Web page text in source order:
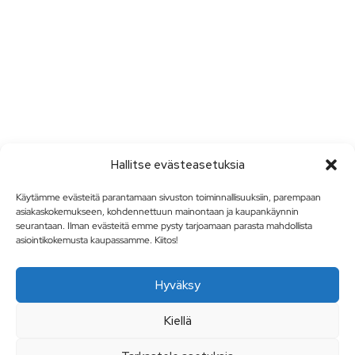
Hallitse evästeasetuksia
Käytämme evästeitä parantamaan sivuston toiminnallisuuksiin, parempaan
asiakaskokemukseen, kohdennettuun mainontaan ja kaupankäynnin
seurantaan. Ilman evästeitä emme pysty tarjoamaan parasta mahdollista
asiointikokemusta kaupassamme. Kiitos!
Hyväksy
Kiellä